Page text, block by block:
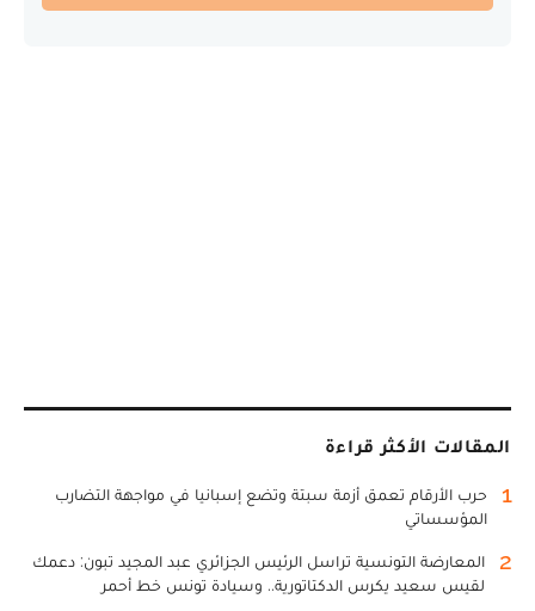
المقالات الأكثر قراءة
1
حرب الأرقام تعمق أزمة سبتة وتضع إسبانيا في مواجهة التضارب
المؤسساتي
2
المعارضة التونسية تراسل الرئيس الجزائري عبد المجيد تبون: دعمك
لقيس سعيد يكرس الدكتاتورية.. وسيادة تونس خط أحمر